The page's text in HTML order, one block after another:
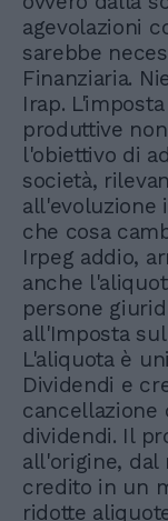
agevolazioni
sarebbe
Finanziaria.
Irap.
produttive
l'obiettivo di
società,
all'evoluzione
che cosa
Irpeg addio,
anche
persone
all'Imposta
L'aliquota è
Dividendi e
cancellazione
dividendi. Il
all'origine, dal
credito in un
ridotte